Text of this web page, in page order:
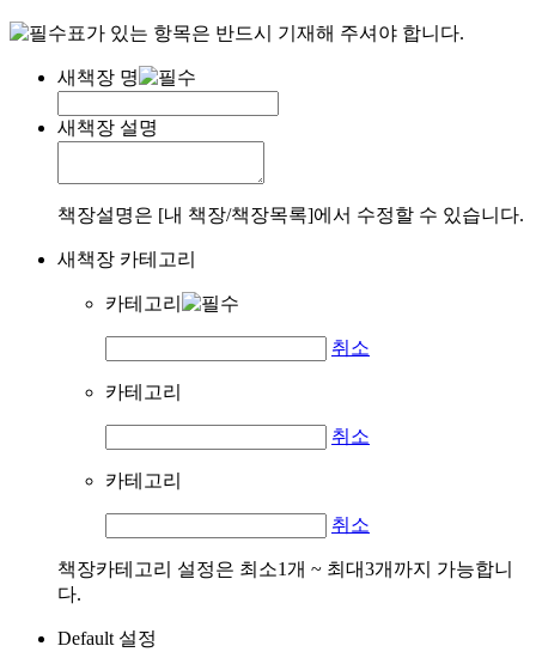
표가 있는 항목은 반드시 기재해 주셔야 합니다.
새책장 명
새책장 설명
책장설명은 [내 책장/책장목록]에서 수정할 수 있습니다.
새책장 카테고리
카테고리
취소
카테고리
취소
카테고리
취소
책장카테고리 설정은 최소1개 ~ 최대3개까지 가능합니
다.
Default 설정